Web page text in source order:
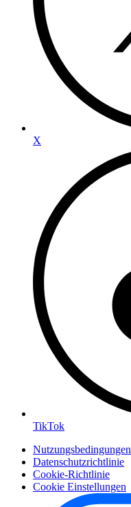
X
TikTok
Nutzungsbedingungen
Datenschutzrichtlinie
Cookie-Richtlinie
Cookie Einstellungen